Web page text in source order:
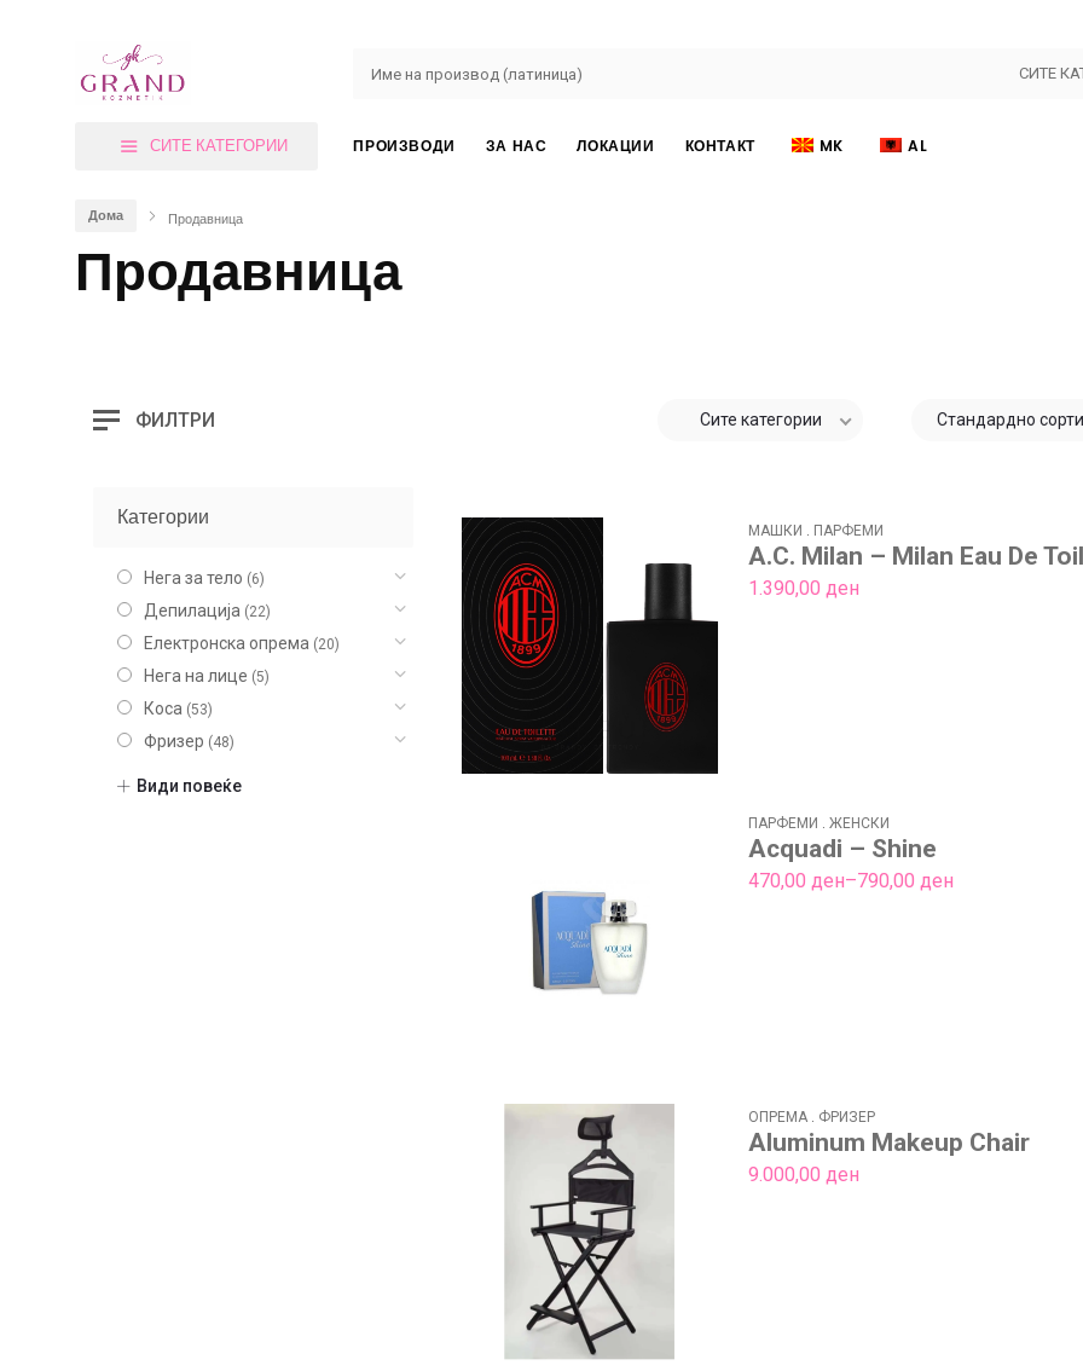
СИТЕ
СИТЕ КАТЕГОРИИ ПРОИЗВОДИ ЗА НАС ЛОКАЦИИ КОНТАКТ MK AL
Дома Продавница
Продавница
ФИЛТРИ Сите категории Стандардно
МАШКИ . ПАРФЕМИ
A.C. Milan – Milan Eau De
1.390,00ден
ПАРФЕМИ .ЖЕНСКИ
Acquadi – Shine
470,00ден–790,00ден
Price
range:
ОПРЕМА ФРИЗЕР
Aluminum Makeup Chair
9.000,00 ден
Категории
Нега за тело (6)
Депилација (22)
Електронска опрема (20)
Нега на лице (5)
Коса (53)
Фризер (48)
(20)
Види повеќе